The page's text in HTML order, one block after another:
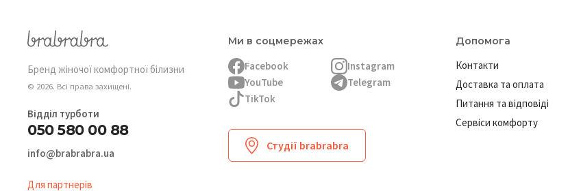
Бренд жіночої комфортної білизни
© 2026. Всі права захищені.
Відділ турботи
050 580 00 88
info@brabrabra.ua
Для партнерів
Ми в соцмережах
Facebook
Instagram
YouTube
Telegram
TikTok
Студії brabrabra
Допомога
Контакти
Доставка та оплата
Питання та відповіді
Сервіси комфорту